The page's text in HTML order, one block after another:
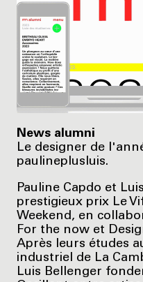
News alumni
Le designer de
paulineplusluis.
Pauline Capdo et
prestigieux prix Le
Weekend, en
For the now et
Après leurs études
industriel de La
Luis Bellenger